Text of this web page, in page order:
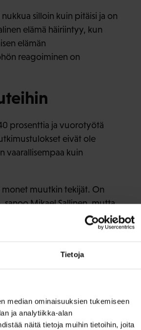
Tietoja
median ominaisuuksien tukemiseen
ja analytiikka-alan
näitä tietoja muihin tietoihin, joita
silloin kuin pitäisi ja on
elämä häiriintyy, kun
elämän
reagoiminen on
prosenttia ja vuorotyötä
eivät ole
vaarallisempaa kuin
monet muutkin tekijät. On
sanoo Mikael Sallinen, mutta
liikkua ja olla tupakoimaton.